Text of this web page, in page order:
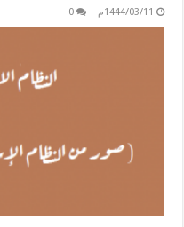
1444/03/11م 0